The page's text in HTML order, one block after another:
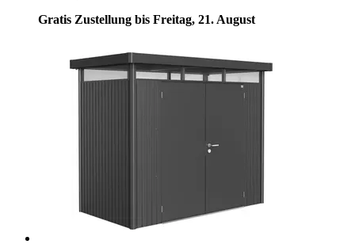
Gratis Zustellung bis Freitag, 21. August